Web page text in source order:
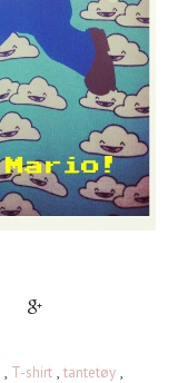
, T-shirt , tantetøy ,